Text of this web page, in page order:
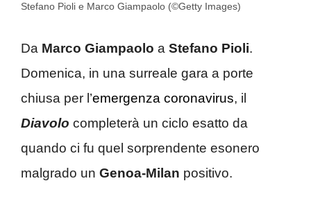
Stefano Pioli e Marco Giampaolo (©Getty Images)
Da Marco Giampaolo a Stefano Pioli.
Domenica, in una surreale gara a porte
chiusa per l’emergenza coronavirus, il
Diavolo completerà un ciclo esatto da
quando ci fu quel sorprendente esonero
malgrado un Genoa-Milan positivo.